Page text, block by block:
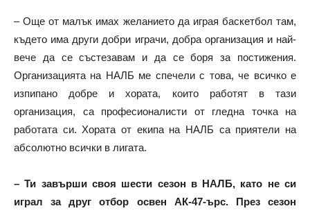
– Още от малък имах желанието да играя баскетбол там,
където има други добри играчи, добра организация и най-
вече да се състезавам и да се боря за постижения.
Организацията на НАЛБ ме спечели с това, че всичко е
изпипано добре и хората, които работят в тази
организация, са професионалисти от гледна точка на
работата си. Хората от екипа на НАЛБ са приятели на
абсолютно всички в лигата.
– Ти завърши своя шести сезон в НАЛБ, като не си
играл за друг отбор освен АК-47-ърс. През сезон